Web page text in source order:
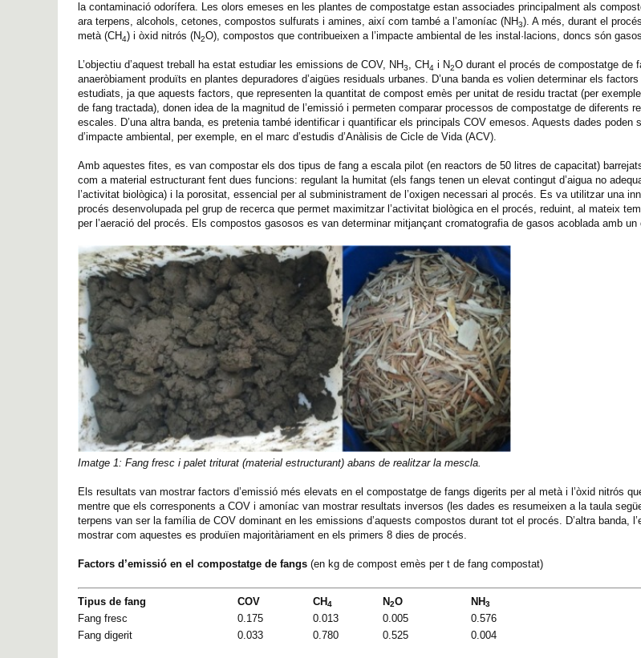
la contaminació odorífera. Les olors emeses en les plantes de compostatge estan associades principalment als
ara terpens, alcohols, cetones, compostos sulfurats i amines, així com també a l’amoníac (NH3). A més, durant el
metà (CH4) i òxid nitrós (N2O), compostos que contribueixen a l’impacte ambiental de les instal·lacions, doncs són
L’objectiu d’aquest treball ha estat estudiar les emissions de COV, NH3, CH4 i N2O durant el procés de compostatge de
anaeròbiament produïts en plantes depuradores d’aigües residuals urbanes. D’una banda es volien determinar els
estudiats, ja que aquests factors, que representen la quantitat de compost emès per unitat de residu tractat (per
de fang tractada), donen idea de la magnitud de l’emissió i permeten comparar processos de compostatge de diferents
escales. D’una altra banda, es pretenia també identificar i quantificar els principals COV emesos. Aquests dades poden
d’impacte ambiental, per exemple, en el marc d’estudis d’Anàlisis de Cicle de Vida (ACV).
Amb aquestes fites, es van compostar els dos tipus de fang a escala pilot (en reactors de 50 litres de capacitat)
com a material estructurant fent dues funcions: regulant la humitat (els fangs tenen un elevat contingut d’aigua no
l’activitat biològica) i la porositat, essencial per al subministrament de l’oxigen necessari al procés. Es va utilitzar una
procés desenvolupada pel grup de recerca que permet maximitzar l’activitat biològica en el procés, reduint, al mateix
per l’aeració del procés. Els compostos gasosos es van determinar mitjançant cromatografia de gasos acoblada amb
Imatge 1: Fang fresc i palet triturat (material estructurant) abans de realitzar la mescla.
Els resultats van mostrar factors d’emissió més elevats en el compostatge de fangs digerits per al metà i l’òxid nitrós
mentre que els corresponents a COV i amoníac van mostrar resultats inversos (les dades es resumeixen a la taula
terpens van ser la família de COV dominant en les emissions d’aquests compostos durant tot el procés. D’altra banda,
mostrar com aquestes es produïen majoritàriament en els primers 8 dies de procés.
Factors d’emissió en el compostatge de fangs (en kg de compost emès per t de fang compostat)
Tipus de fang COV CH4 N2O NH3
Fang fresc 0.175 0.013 0.005
0.576
Fang digerit
0.033 0.780 0.525 0.004